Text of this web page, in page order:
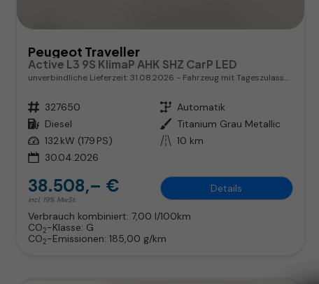
Peugeot Traveller
Active L3 9S KlimaP AHK SHZ CarP LED
unverbindliche Lieferzeit:31.08.2026 Fahrzeug mit Tageszulassung
Fahrzeugnr. 327650 Getriebe Automatik
Kraftstoff Diesel Außenfarbe Titanium Grau Metallic
Leistung 132 kW (179 PS) Kilometerstand 10 km
30.04.2026
38.508,– €
incl. 19% MwSt.
Details
Verbrauch kombiniert: 7,00 l/100km
CO2-Klasse: G
CO2-Emissionen: 185,00 g/km